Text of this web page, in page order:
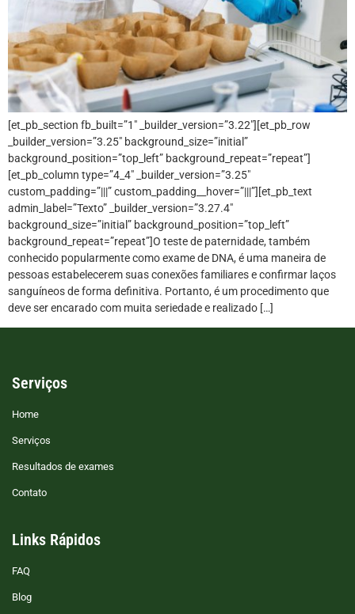
[et_pb_section fb_built=”1″ _builder_version=”3.22″][et_pb_row
_builder_version=”3.25″ background_size=”initial”
background_position=”top_left” background_repeat=”repeat”]
[et_pb_column type=”4_4″ _builder_version=”3.25″
custom_padding=”|||” custom_padding__hover=”|||”][et_pb_text
admin_label=”Texto” _builder_version=”3.27.4″
background_size=”initial” background_position=”top_left”
background_repeat=”repeat”]O teste de paternidade, também
conhecido popularmente como exame de DNA, é uma maneira de
pessoas estabelecerem suas conexões familiares e confirmar laços
sanguíneos de forma definitiva. Portanto, é um procedimento que
deve ser encarado com muita seriedade e realizado […]
Serviços
Home
Serviços
Resultados de exames
Contato
Links Rápidos
FAQ
Blog